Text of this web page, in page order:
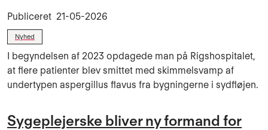
Publiceret 21-05-2026
Nyhed
I begyndelsen af 2023 opdagede man på Rigshospitalet,
at flere patienter blev smittet med skimmelsvamp af
undertypen aspergillus flavus fra bygningerne i sydfløjen.
Sygeplejerske bliver ny formand for